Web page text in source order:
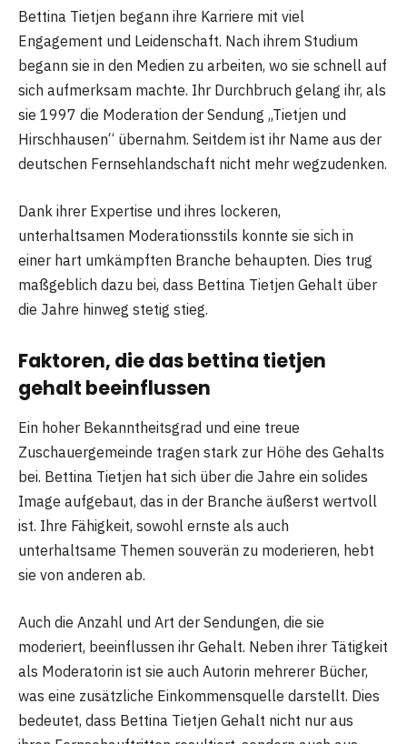
Bettina Tietjen begann ihre Karriere mit viel
Engagement und Leidenschaft. Nach ihrem Studium
begann sie in den Medien zu arbeiten, wo sie schnell auf
sich aufmerksam machte. Ihr Durchbruch gelang ihr, als
sie 1997 die Moderation der Sendung „Tietjen und
Hirschhausen“ übernahm. Seitdem ist ihr Name aus der
deutschen Fernsehlandschaft nicht mehr wegzudenken.
Dank ihrer Expertise und ihres lockeren,
unterhaltsamen Moderationsstils konnte sie sich in
einer hart umkämpften Branche behaupten. Dies trug
maßgeblich dazu bei, dass Bettina Tietjen Gehalt über
die Jahre hinweg stetig stieg.
Faktoren, die das bettina tietjen
gehalt beeinflussen
Ein hoher Bekanntheitsgrad und eine treue
Zuschauergemeinde tragen stark zur Höhe des Gehalts
bei. Bettina Tietjen hat sich über die Jahre ein solides
Image aufgebaut, das in der Branche äußerst wertvoll
ist. Ihre Fähigkeit, sowohl ernste als auch
unterhaltsame Themen souverän zu moderieren, hebt
sie von anderen ab.
Auch die Anzahl und Art der Sendungen, die sie
moderiert, beeinflussen ihr Gehalt. Neben ihrer Tätigkeit
als Moderatorin ist sie auch Autorin mehrerer Bücher,
was eine zusätzliche Einkommensquelle darstellt. Dies
bedeutet, dass Bettina Tietjen Gehalt nicht nur aus